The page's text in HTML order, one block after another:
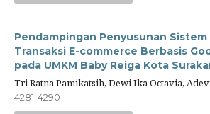
Pendampingan Penyusunan
Transaksi E-commerce Berbasis
pada UMKM Baby Reiga Kota
Tri Ratna Pamikatsih, Dewi Ika Octavia,
4281-4290